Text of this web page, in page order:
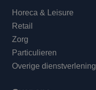
Horeca & Leisure
Retail
Zorg
Particulieren
Overige dienstverlening